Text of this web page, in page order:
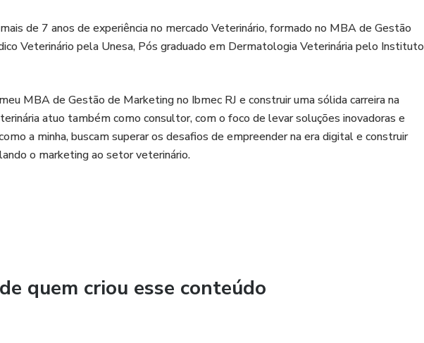
de 7 anos de experiência no mercado Veterinário, formado no MBA de Gestão
Veterinário pela Unesa, Pós graduado em Dermatologia Veterinária pelo Instituto
MBA de Gestão de Marketing no Ibmec RJ e construir uma sólida carreira na
atuo também como consultor, com o foco de levar soluções inovadoras e
a minha, buscam superar os desafios de empreender na era digital e construir
o marketing ao setor veterinário.
quem criou esse conteúdo